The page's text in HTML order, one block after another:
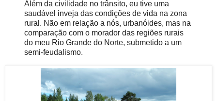
Além da civilidade no trânsito, eu tive uma
saudável inveja das condições de vida na zona
rural. Não em relação a nós, urbanóides, mas na
comparação com o morador das regiões rurais
do meu Rio Grande do Norte, submetido a um
semi-feudalismo.